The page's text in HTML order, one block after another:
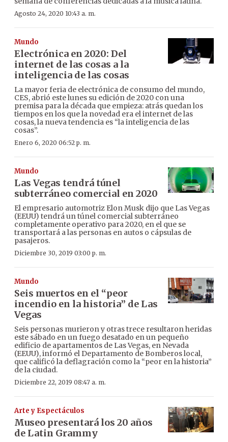
Agosto 24, 2020 10:43 a. m.
Mundo
Electrónica en 2020: Del
internet de las cosas a la
inteligencia de las cosas
La mayor feria de electrónica de consumo del mundo,
CES, abrió este lunes su edición de 2020 con una
premisa para la década que empieza: atrás quedan los
tiempos en los que la novedad era el internet de las
cosas, la nueva tendencia es “la inteligencia de las
cosas”.
Enero 6, 2020 06:52 p. m.
Mundo
Las Vegas tendrá túnel
subterráneo comercial en 2020
El empresario automotriz Elon Musk dijo que Las Vegas
(EEUU) tendrá un túnel comercial subterráneo
completamente operativo para 2020, en el que se
transportará a las personas en autos o cápsulas de
pasajeros.
Diciembre 30, 2019 03:00 p. m.
Mundo
Seis muertos en el “peor
incendio en la historia” de Las
Vegas
Seis personas murieron y otras trece resultaron heridas
este sábado en un fuego desatado en un pequeño
edificio de apartamentos de Las Vegas, en Nevada
(EEUU), informó el Departamento de Bomberos local,
que calificó la deflagración como la “peor en la historia”
de la ciudad.
Diciembre 22, 2019 08:47 a. m.
Arte y Espectáculos
Museo presentará los 20 años
de Latin Grammy